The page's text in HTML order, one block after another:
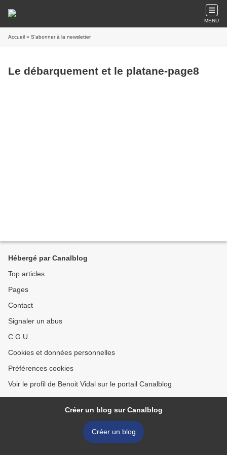
MENU
Accueil » S'abonner à la newsletter
Le débarquement et le platane-page8
Hébergé par Canalblog
Top articles
Pages
Contact
Signaler un abus
C.G.U.
Cookies et données personnelles
Préférences cookies
Voir le profil de Benoit Vidal sur le portail Canalblog
Créer un blog sur Canalblog
Créer un blog